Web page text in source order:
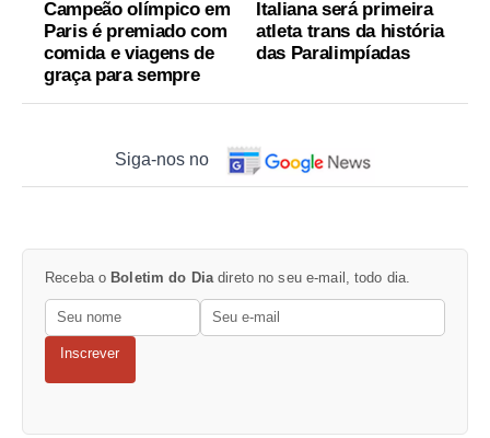
Campeão olímpico em
Paris é premiado com
comida e viagens de
graça para sempre
Italiana será primeira
atleta trans da história
das Paralimpíadas
Siga-nos no
Receba o Boletim do Diadireto no seu e-mail, todo dia.
Inscrever